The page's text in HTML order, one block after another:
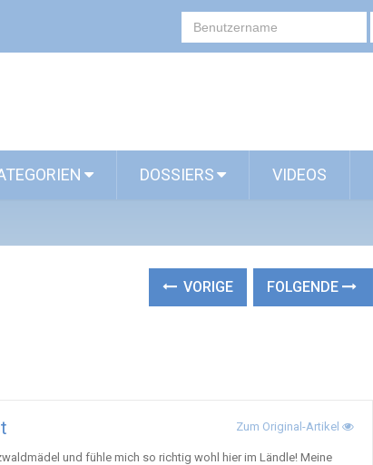
DOSSIERS VIDEOS
VORIGE FOLGENDE
Zum Original-Artikel
und fühle mich so richtig wohl hier im Ländle! Meine